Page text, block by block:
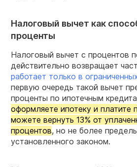
Налоговый вычет как
проценты
Налоговый вычет с процентов
действительно возвращает
работает только в
первую очередь такой вычет
проценты по ипотечным
оформляете ипотеку и платите
можете вернуть 13% от
процентов, но не более
установленного законом.